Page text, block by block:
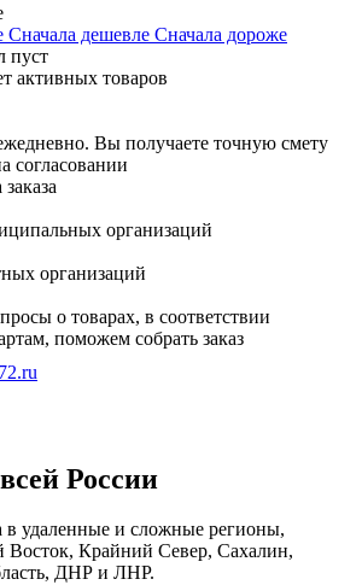
Сначала дешевле Сначала дороже
пуст
активных товаров
Вы получаете точную смету
согласовании
организаций
организаций
о товарах, в соответствии
поможем собрать заказ
России
в удаленные и сложные регионы,
Восток, Крайний Север, Сахалин,
ДНР и ЛНР.